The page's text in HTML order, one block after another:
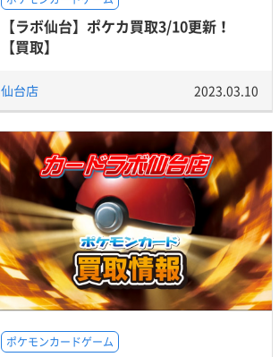
【ラボ仙台】ポケカ買取3/10更新！
【買取】
仙台店 2023.03.10
ポケモンカードゲーム